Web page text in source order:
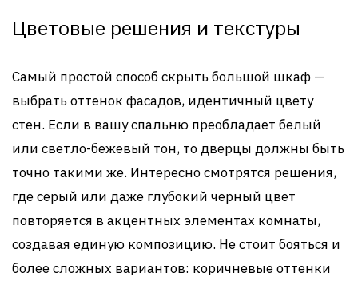
Цветовые решения и текстуры
Самый простой способ скрыть большой шкаф —
выбрать оттенок фасадов, идентичный цвету
стен. Если в вашу спальню преобладает белый
или светло-бежевый тон, то дверцы должны быть
точно такими же. Интересно смотрятся решения,
где серый или даже глубокий черный цвет
повторяется в акцентных элементах комнаты,
создавая единую композицию. Не стоит бояться и
более сложных вариантов: коричневые оттенки